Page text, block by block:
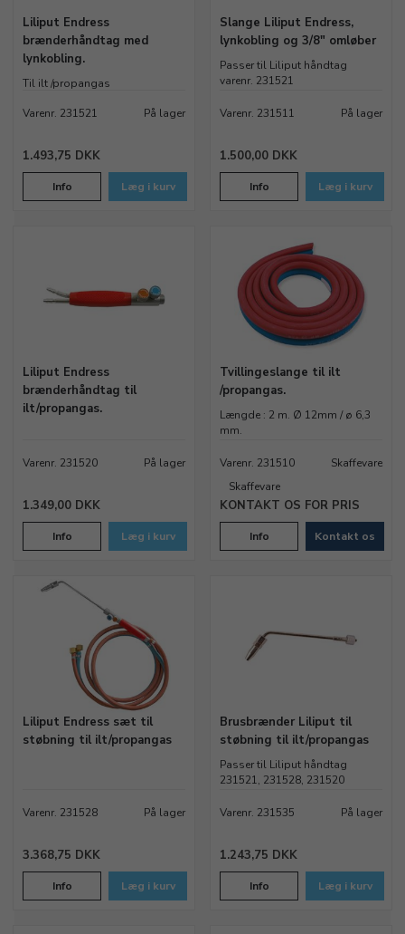
Liliput Endress
brænderhåndtag med
lynkobling.
Til ilt /propangas
Varenr. 231521 På lager
1.493,75 DKK
Info Læg i kurv
Slange Liliput Endress,
lynkobling og 3/8" omløber
Passer til Liliput håndtag
varenr. 231521
Varenr. 231511 På lager
1.500,00 DKK
Info Læg i kurv
Liliput Endress
brænderhåndtag til
ilt/propangas.
Varenr. 231520 På lager
1.349,00 DKK
Info Læg i kurv
Tvillingeslange til ilt
/propangas.
Længde : 2 m. Ø 12mm / ø 6,3
mm.
Varenr. 231510 Skaffevare
KONTAKT OS FOR PRIS
Skaffevare
Info Kontakt os
Liliput Endress sæt til
støbning til ilt/propangas
Varenr. 231528 På lager
3.368,75 DKK
Info Læg i kurv
Brusbrænder Liliput til
støbning til ilt/propangas
Passer til Liliput håndtag
231521, 231528, 231520
Varenr. 231535 På lager
1.243,75 DKK
Info Læg i kurv